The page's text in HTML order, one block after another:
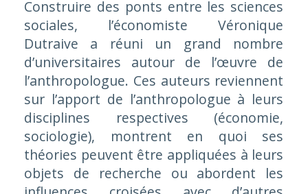
Construire des ponts entre les sciences
sociales, l’économiste Véronique
Dutraive a réuni un grand nombre
d’universitaires autour de l’œuvre de
l’anthropologue. Ces auteurs reviennent
sur l’apport de l’anthropologue à leurs
disciplines respectives (économie,
sociologie), montrent en quoi ses
théories peuvent être appliquées à leurs
objets de recherche ou abordent les